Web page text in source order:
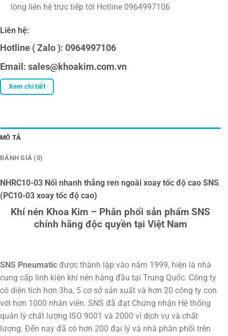
lòng liên hệ trực tiếp tới Hotline 0964997106
Liên hệ:
Hotline ( Zalo ): 0964997106
Email: sales@khoakim.com.vn
Xem chi tiết
MÔ TẢ
ĐÁNH GIÁ (0)
NHRC10-03 Nối nhanh thẳng ren ngoài xoay tốc độ cao SNS
(PC10-03 xoay tốc độ cao)
Khí nén Khoa Kim – Phân phối sản phẩm SNS
chính hãng độc quyền tại Việt Nam
SNS Pneumatic được thành lập vào năm 1999, hiện là nhà
cung cấp linh kiện khí nén hàng đầu tại Trung Quốc. Công ty
có diện tích hơn 3ha, 5 cơ sở sản xuất và hơn 20 công ty con
với hơn 1000 nhân viên. SNS đã đạt Chứng nhận Hệ thống
quản lý chất lượng ISO 9001 và 2000 vì dịch vụ và chất
lượng. Đến nay đã có hơn 200 đại lý và nhà phân phối trên